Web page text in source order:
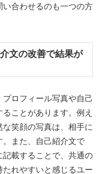
合わせるのも一つの方
文の改善で結果が
ロフィール写真や自己
ことがあります。例え
笑顔の写真は、相手に
また、自己紹介文で
載することで、共通の
れやすいと感じるユー